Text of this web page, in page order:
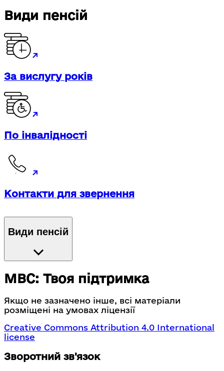
Види пенсій
За вислугу років
По інвалідності
Контакти для звернення
Види пенсій
МВС: Твоя підтримка
Якщо не зазначено інше, всі матеріали
розміщені на умовах ліцензії
Creative Commons Attribution 4.0 International
license
Зворотний зв'язок